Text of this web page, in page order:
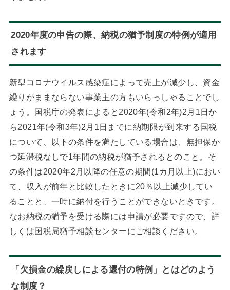
2020年度の申告の際、納税の猶予制度の特例が適用
されます
新型コロナウイルス感染症によって売上が減少し、資金
繰りがままならない事業主の方もいらっしゃることでし
ょう。国税庁の発表によると2020年(令和2年)2月1日か
ら2021年(令和3年)2月1日までに納期限が到来する国税
について、以下の条件を満たしている場合は、無担保か
つ延滞税なしで1年間の納税が猶予されるとのこと。そ
の条件は2020年2月以降の任意の期間(1カ月以上)におい
て、収入が前年と比較したときに20％以上減少してい
ることと、一時に納付を行うことができないときです。
なお納税の猶予を受ける際には申請が必要ですので、詳
しくは国税局猶予相談センターにご相談ください。
「欠損金の繰戻しによる還付の特例」とはどのよう
な制度？